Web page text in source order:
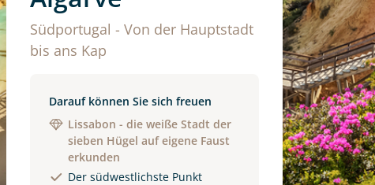
Südportugal - Von der Hauptstadt
bis ans Kap
Darauf können Sie sich freuen
Lissabon - die weiße Stadt der
sieben Hügel auf eigene Faust
erkunden
Der südwestlichste Punkt